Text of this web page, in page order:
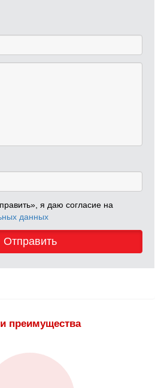
я даю согласие на
данных
Отправить
преимущества